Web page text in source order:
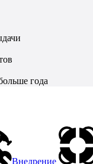
года
Внедрение